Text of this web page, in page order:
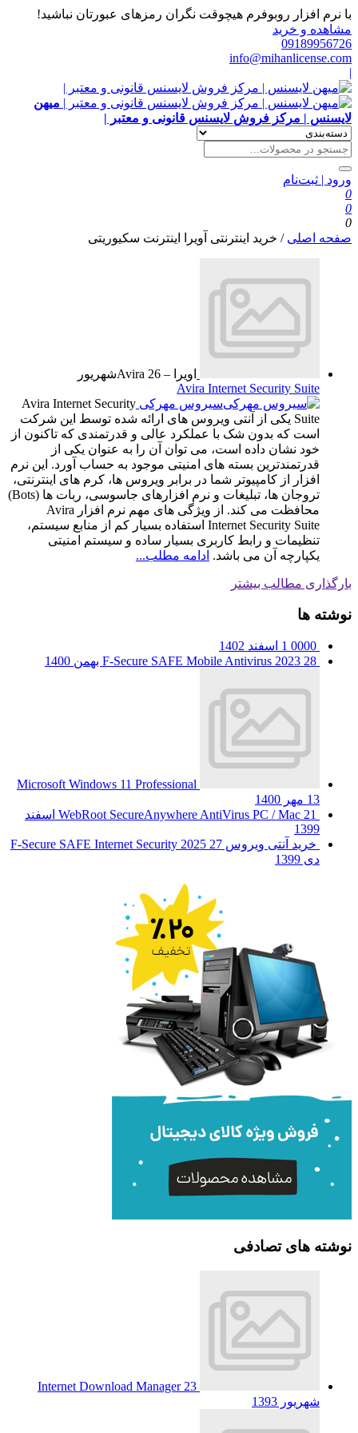
با نرم افزار روبوفرم هیچوقت نگران رمزهای عبورتان نباشید!
مشاهده و خرید
09189956726
info@mihanlicense.com
|
میهن
لایسنس | مرکز فروش لایسنس قانونی و معتبر |
ورود | ثبت‌نام
0
0
0
صفحه اصلی / خرید اینترنتی آویرا اینترنت سکیوریتی
اویرا – Avira 26
شهریور
Avira Internet Security Suite
سیروس مهرکی Avira Internet Security
Suite یکی از آنتی ویروس های ارائه شده توسط این شرکت
است که بدون شک با عملکرد عالی و قدرتمندی که تاکنون از
خود نشان داده است، می توان آن را به عنوان یکی از
قدرتمندترین بسته های امنیتی موجود به حساب آورد. این نرم
افزار از کامپیوتر شما در برابر ویروس ها، کرم های اینترنتی،
تروجان ها، تبلیغات و نرم افزارهای جاسوسی، ربات ها (Bots)
محافظت می کند. از ویژگی های مهم نرم افزار Avira
Internet Security Suite استفاده بسیار کم از منابع سیستم،
تنظیمات و رابط کاربری بسیار ساده و سیستم امنیتی
یکپارچه آن می باشد. ادامه مطلب...
بارگذاری مطالب بیشتر
نوشته ها
0000 1 اسفند 1402
F-Secure SAFE Mobile Antivirus 2023 28 بهمن 1400
Microsoft Windows 11 Professional
13 مهر 1400
WebRoot SecureAnywhere AntiVirus PC / Mac 21 اسفند
1399
خرید آنتی ویروس F-Secure SAFE Internet Security 2025 27
دی 1399
نوشته های تصادفی
Internet Download Manager 23
شهریور 1393